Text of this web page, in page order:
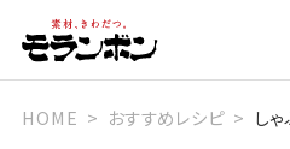
HOME おすすめレシピ し